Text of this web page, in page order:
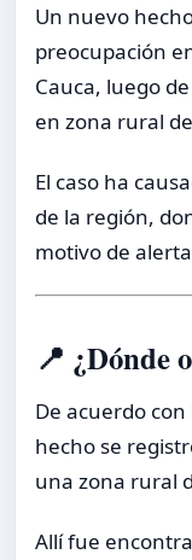
Un nuevo
preocupación
Cauca, luego
en zona rural
El caso ha
de la región,
motivo de
📍 ¿Dónde
De acuerdo
hecho se
una zona rural
Allí fue